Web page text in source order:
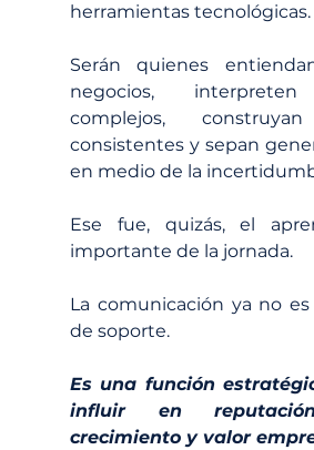
herramientas tecnológicas.
Serán quienes
negocios,
complejos,
consistentes y sepan
en medio de la
Ese fue, quizás, el
importante de la jornada.
La comunicación ya no
de soporte.
Es una función
influir en
crecimiento y valor